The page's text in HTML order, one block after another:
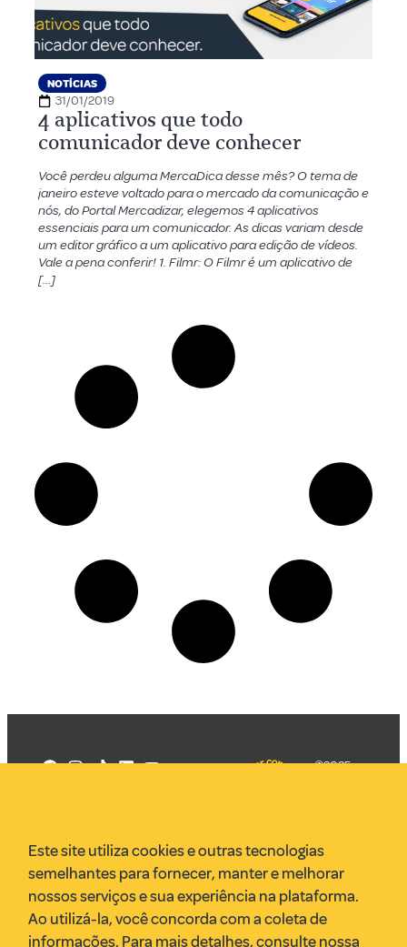
NOTÍCIAS
31/01/2019
4 aplicativos que todo
comunicador deve conhecer
Você perdeu alguma MercaDica desse mês? O tema de
janeiro esteve voltado para o mercado da comunicação e
nós, do Portal Mercadizar, elegemos 4 aplicativos
essenciais para um comunicador. As dicas variam desde
um editor gráfico a um aplicativo para edição de vídeos.
Vale a pena conferir! 1. Filmr: O Filmr é um aplicativo de
[…]
VR Assessoria
Parcerias
Envie uma pauta
Anuncie
©2025
Este site utiliza cookies e outras tecnologias
semelhantes para fornecer, manter e melhorar
nossos serviços e sua experiência na plataforma.
Ao utilizá-la, você concorda com a coleta de
informações. Para mais detalhes, consulte nossa